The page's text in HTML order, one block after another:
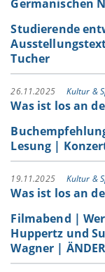
Germanischen
Studierende
Tucher
26.11.2025 Kultur &
Was ist los an
Lesung |
19.11.2025 Kultur &
Was ist los an
Filmabend |
Huppertz und
Wagner |